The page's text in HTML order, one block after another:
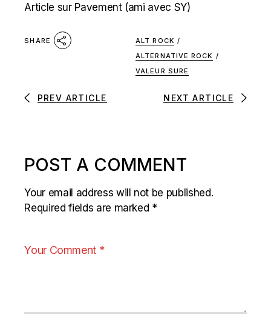
Article sur Pavement (ami avec SY)
SHARE ALT ROCK /
ALTERNATIVE ROCK /
VALEUR SURE
PREV ARTICLE NEXT ARTICLE
POST A COMMENT
Your email address will not be published.
Required fields are marked *